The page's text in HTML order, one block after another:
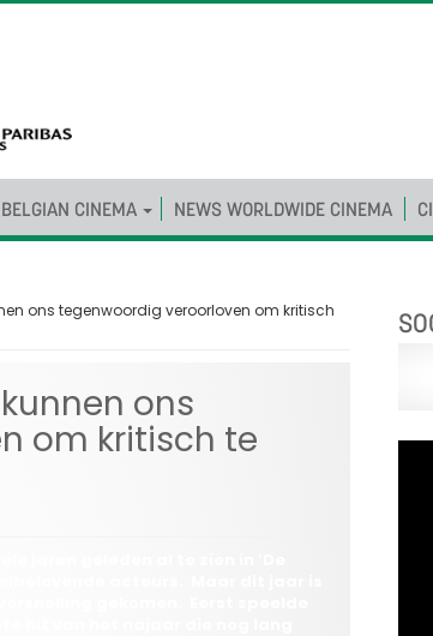
CINEMA NEWS WORLDWIDE CINEMA
ons tegenwoordig veroorloven om kritisch
kunnen ons
om kritisch te